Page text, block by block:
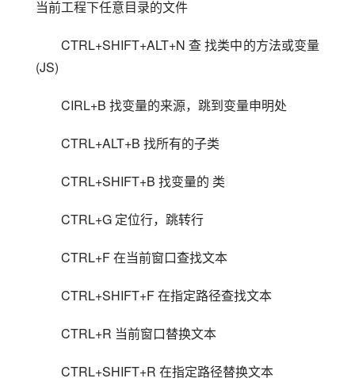
当前工程下任意目录的文件
CTRL+SHIFT+ALT+N 查 找类中的方法或变量
(JS)
CIRL+B 找变量的来源，跳到变量申明处
CTRL+ALT+B 找所有的子类
CTRL+SHIFT+B 找变量的 类
CTRL+G 定位行，跳转行
CTRL+F 在当前窗口查找文本
CTRL+SHIFT+F 在指定路径查找文本
CTRL+R 当前窗口替换文本
CTRL+SHIFT+R 在指定路径替换文本